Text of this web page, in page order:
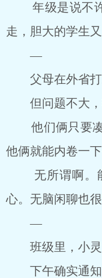
年级是说不许
走，胆大的学生
―
父母在外省打
但问题不大，
他们俩只要凑
他俩就能内卷一下
无所谓啊。能
心。无脑闲聊也很
―
班级里，小灵
下午确实通知